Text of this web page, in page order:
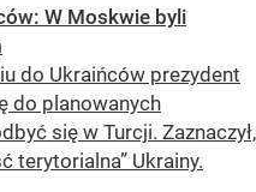
W Moskwie byli
do Ukraińców prezydent
do planowanych
się w Turcji. Zaznaczył,
terytorialna” Ukrainy.